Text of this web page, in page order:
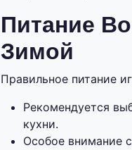
Питание
Зимой
Правильное питание
Рекомендуется
кухни.
Особое внимание